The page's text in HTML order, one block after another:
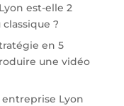
est-elle 2
?
en 5
une vidéo
entreprise Lyon